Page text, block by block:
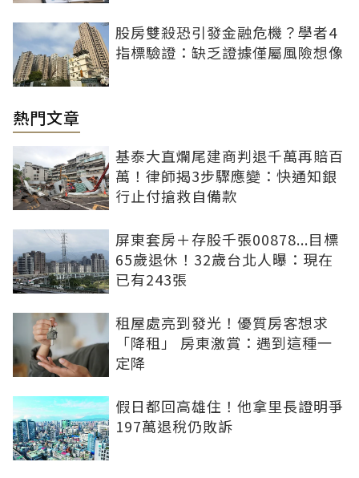
股房雙殺恐引發金融危機？學者4
指標驗證：缺乏證據僅屬風險想像
熱門文章
基泰大直爛尾建商判退千萬再賠百
萬！律師揭3步驟應變：快通知銀
行止付搶救自備款
屏東套房＋存股千張00878...目標
65歲退休！32歲台北人曝：現在
已有243張
租屋處亮到發光！優質房客想求
「降租」 房東激賞：遇到這種一
定降
假日都回高雄住！他拿里長證明爭
197萬退稅仍敗訴